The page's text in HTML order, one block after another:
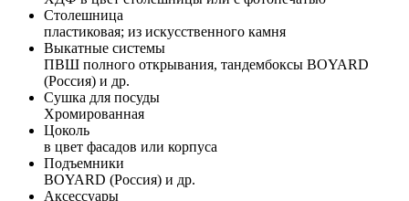
Столешница
пластиковая; из искусственного камня
Выкатные системы
ПВШ полного открывания, тандембоксы BOYARD
(Россия) и др.
Сушка для посуды
Хромированная
Цоколь
в цвет фасадов или корпуса
Подъемники
BOYARD (Россия) и др.
Аксессуары